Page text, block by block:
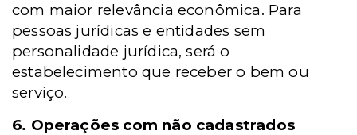
com maior relevância econômica. Para
pessoas jurídicas e entidades sem
personalidade jurídica, será o
estabelecimento que receber o bem ou
serviço.
6. Operações com não cadastrados